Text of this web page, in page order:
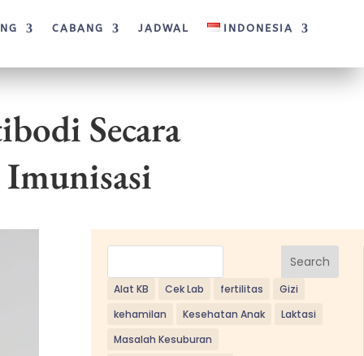
CABANG JADWAL INDONESIA
Secara
Search
Alat KB Cek Lab fertilitas
Gizi
kehamilan
Kesehatan Anak
Laktasi
Masalah Kesuburan